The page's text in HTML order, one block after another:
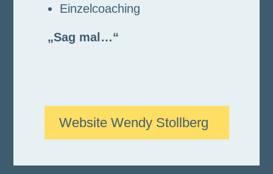
Einzelcoaching
„Sag mal…“
Website Wendy Stollberg